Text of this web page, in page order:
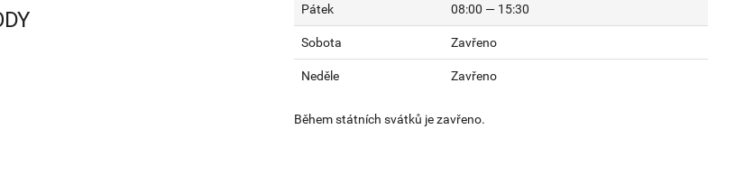
Pátek 08:00 — 15:30
Sobota Zavřeno
Neděle Zavřeno
Během státních svátků je zavřeno.